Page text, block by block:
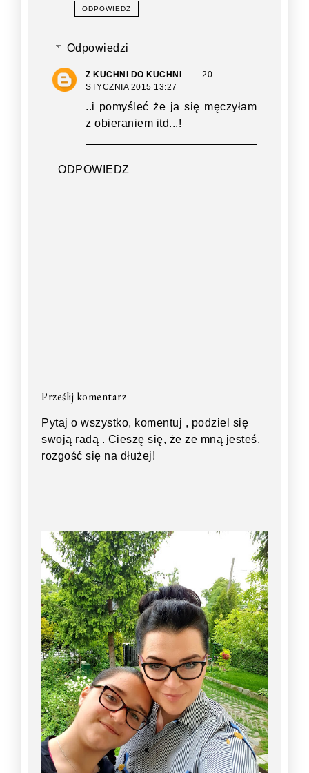
ODPOWIEDZ
Odpowiedzi
Z KUCHNI DO KUCHNI
20
STYCZNIA 2015 13:27
..i pomyśleć że ja się męczyłam
z obieraniem itd...!
ODPOWIEDZ
Prześlij komentarz
Pytaj o wszystko, komentuj , podziel się
swoją radą . Cieszę się, że ze mną jesteś,
rozgość się na dłużej!